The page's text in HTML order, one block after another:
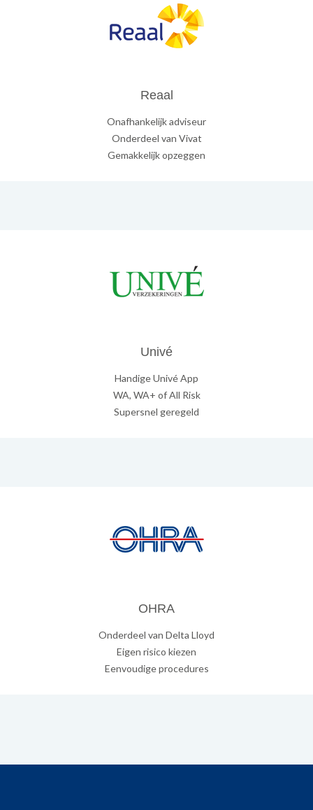
Reaal
Onafhankelijk adviseur
Onderdeel van Vivat
Gemakkelijk opzeggen
Univé
Handige Univé App
WA, WA+ of All Risk
Supersnel geregeld
OHRA
Onderdeel van Delta Lloyd
Eigen risico kiezen
Eenvoudige procedures